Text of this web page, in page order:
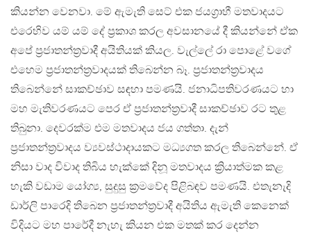
කියන්න වෙනවා. මේ ඇමැති සෙට් එක ජයග්‍රාහී මතවාදයට
එරෙහිව යම් යම් දේ ප්‍රකාශ කරල අවසානයේ දී කියන්නේ ඒක
අපේ ප්‍රජාතන්ත්‍රවාදී අයිතියක් කියල​. වැල්ලේ රා පොළේ වගේ
එහෙම ප්‍රජාතන්ත්‍රවාදයක් තිබෙන්න බෑ. ප්‍රජාතන්ත්‍රවාදය
තිබෙන්නේ සාකච්ඡාව සඳහා පමණයි. ජනාධිපතිවරණයට හා
මහ මැතිවරණයට පෙර ඒ ප්‍රජාතන්ත්‍රවාදී සාකච්ඡාව රට තුළ
තිබුනා. දෙවරක්ම එම මතවාදය ජය ගත්තා. දැන්
ප්‍රජාතන්ත්‍රවාදය ව්‍යවස්ථාදායකට මධ්‍යගත කරල තිබෙන්නේ. ඒ
නිසා වාද විවාද තිබිය හැක්කේ දිනූ මතවාදය ක්‍රියාත්මක කළ
හැකි වඩාම යෝග්‍ය, සුදුසු ක්‍රමවේද පිළිබඳව පමණයි. එතැනැදි
ඩාර්ලි පාරෙදි තිබෙන ප්‍රජාතන්ත්‍රවාදී අයිතිය ඇමැති කෙනෙක්
විදියට මහ පාරේදී නැහැ කියන එක මතක් කර දෙන්න